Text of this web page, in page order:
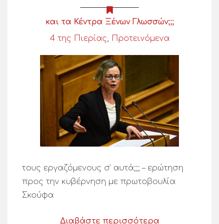
και τα Κέντρα Ξένων Γλωσσών;;;
4 της Πιερίας, Προτεινόμενα
τους εργαζόμενους σ’ αυτά;;; – ερώτηση
προς την κυβέρνηση με πρωτοβουλία
Σκούφα
Διαβάστε περισσότερα